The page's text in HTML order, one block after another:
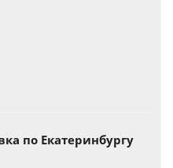
по Екатеринбургу